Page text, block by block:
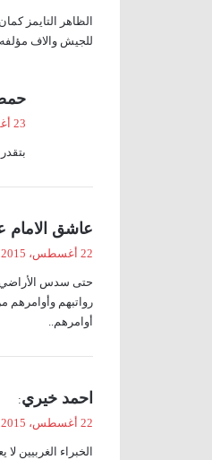
ل
الظاهر التايمز
للجيش والاف
ي
ل
23 أغسطس، 2015 الساعة
ي
ل
عاشق الامام
22 أغسطس، 2015 الساعة
حتى سدس الأراضي
رواتبهم
أوامرهم..
ي
ل
احمد خيري:
22 أغسطس، 2015 الساعة